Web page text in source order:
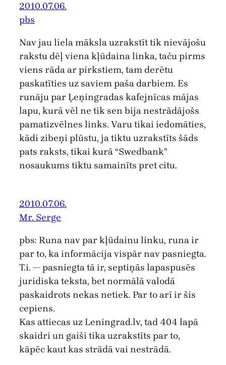
2010.07.06.
pbs
Nav jau liela māksla uzrakstīt tik nievājošu
rakstu dēļ viena kļūdaina linka, taču pirms
viens rāda ar pirkstiem, tam derētu
paskatīties uz saviem paša darbiem. Es
runāju par Ļeņingradas kafejnīcas mājas
lapu, kurā vēl ne tik sen bija nestrādājošs
pamatizvēlnes links. Varu tikai iedomāties,
kādi zibeņi plūstu, ja tiktu uzrakstīts šāds
pats raksts, tikai kurā “Swedbank”
nosaukums tiktu samainīts pret citu.
2010.07.06.
Mr. Serge
pbs: Runa nav par kļūdainu linku, runa ir
par to, ka informācija vispār nav pasniegta.
T.i. — pasniegta tā ir, septiņās lapaspusēs
juridiska teksta, bet normālā valodā
paskaidrots nekas netiek. Par to arī ir šis
cepiens.
Kas attiecas uz Leningrad.lv, tad 404 lapā
skaidri un gaiši tika uzrakstīts par to,
kāpēc kaut kas strādā vai nestrādā.